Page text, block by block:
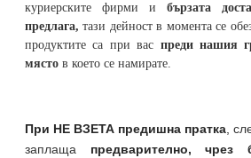
куриерските фирми и бързата
предлага, тази дейност в момента се
продуктите са при вас преди нашия
място в което се намирате.
При НЕ ВЗЕТА предишна пратка,
заплаща предварително, чрез